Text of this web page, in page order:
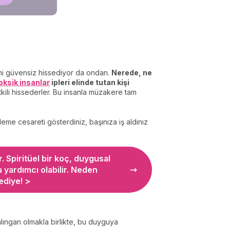
güvensiz hissediyor da ondan. Nerede, ne
insanlar ipleri elinde tutan kişi
hissederler. Bu insanla müzakere tam
cesareti gösterdiniz, başınıza iş aldınız
Spiritüel bir koç, duygusal
olabilir. Neden
>
olmakla birlikte, bu duyguya